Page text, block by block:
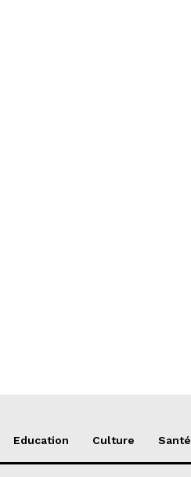
Education Culture Santé